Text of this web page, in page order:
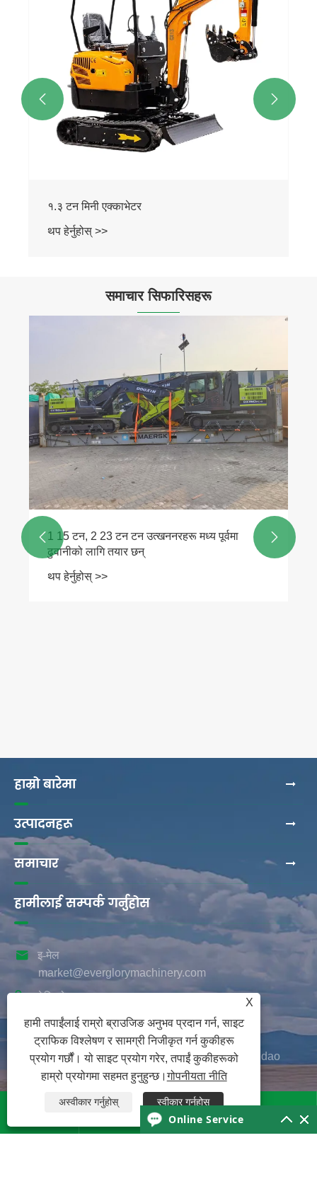
१.३ टन मिनी एक्काभेटर
थप हेर्नुहोस् >>
 
समाचार सिफारिसहरू
1 15 टन, 2 23 टन टन उत्खननरहरू मध्य पूर्वमा
ढुवानीको लागि तयार छन्
थप हेर्नुहोस् >>
 
हाम्रो बारेमा
उत्पादनहरू
समाचार
हामीलाई सम्पर्क गर्नुहोस

इ-मेल
market@everglorymachinery.com
 टेलिफोन
+86-18153282520
 ठेगाना
Changjiang पश्चिम रोड, Huangdao जिल्ला, Qingdao
शहर, Shandong प्रान्त, चीन
 
X
हामी तपाईंलाई राम्रो ब्राउजिङ अनुभव प्रदान गर्न, साइट
ट्राफिक विश्लेषण र सामग्री निजीकृत गर्न कुकीहरू
प्रयोग गर्छौं। यो साइट प्रयोग गरेर, तपाईं कुकीहरूको
हाम्रो प्रयोगमा सहमत हुनुहुन्छ।गोपनीयता नीति
अस्वीकार गर्नुहोस् स्वीकार गर्नुहोस्
Online Service